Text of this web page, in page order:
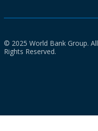
© 2025 World Bank Group. All
Rights Reserved.